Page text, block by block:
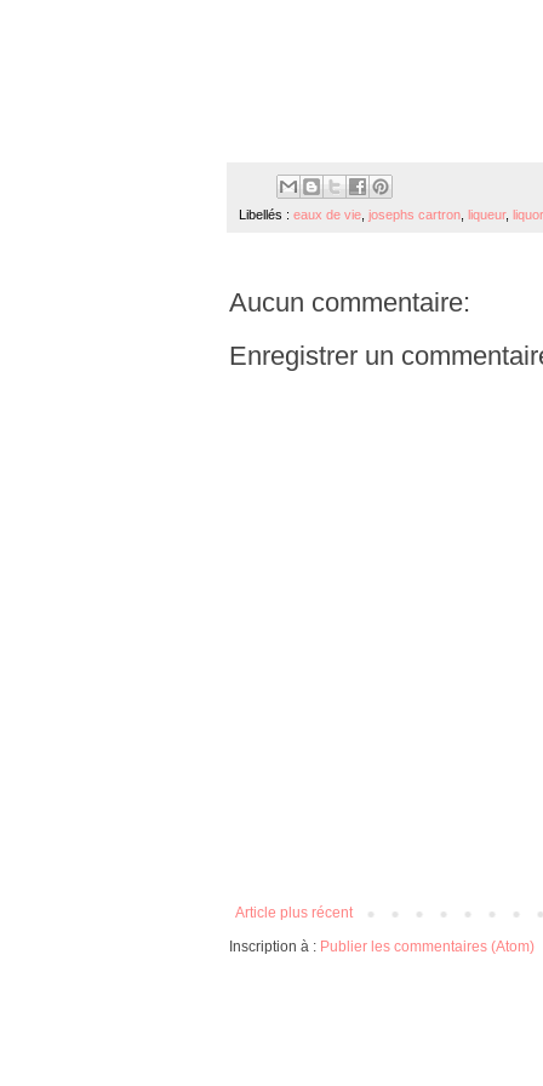
Libellés : eaux de vie josephs cartron liqueur,
Aucun commentaire:
Enregistrer un
Article plus récent
Inscription à : Publier les commentaires (Atom)